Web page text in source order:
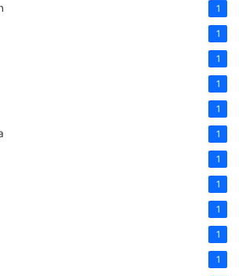
1
1
1
1
1
1
1
1
1
1
1